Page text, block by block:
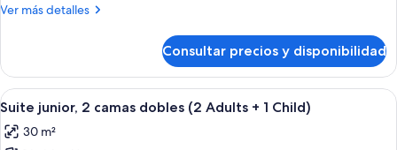
camas
Ver más detalles
Más
junior,
camas
Consultar precios y disponibilidad
Abrir
todas
las
Una habitación de hotel moderna
4
Suite junior, 2 camas dobles (2 Adults + 1 Child)
30 m²